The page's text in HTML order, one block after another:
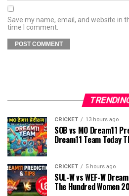
Save my name, email, and website in
time I comment.
CRICKET 13 hours ago
SOB vs MO Dream11
Dream11 Team Today
CRICKET 5 hours ago
SUL-W vs WEF-W
The Hundred Women